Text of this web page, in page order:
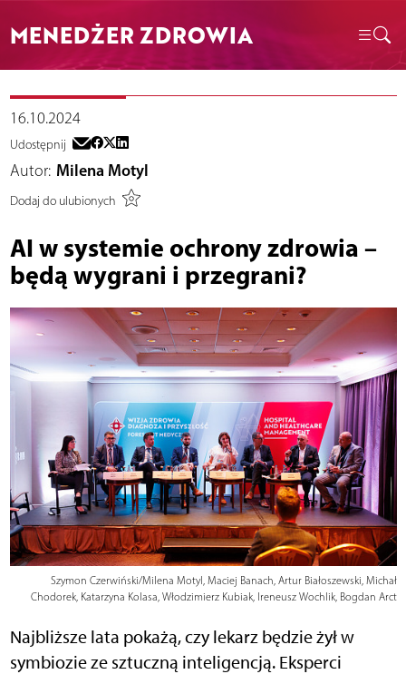
MENEDŻER ZDROWIA
16.10.2024
Udostępnij
Autor: Milena Motyl
Dodaj do ulubionych
AI w systemie ochrony zdrowia –
będą wygrani i przegrani?
Szymon Czerwiński/Milena Motyl, Maciej Banach, Artur Białoszewski, Michał
Chodorek, Katarzyna Kolasa, Włodzimierz Kubiak, Ireneusz Wochlik, Bogdan Arct
Najbliższe lata pokażą, czy lekarz będzie żył w
symbiozie ze sztuczną inteligencją. Eksperci